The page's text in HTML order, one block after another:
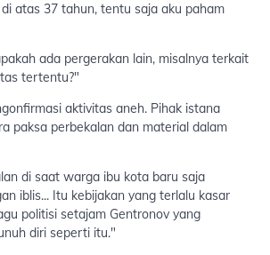
atas 37 tahun, tentu saja aku paham
ada pergerakan lain, misalnya terkait
tertentu?"
aktivitas aneh. Pihak istana
paksa perbekalan dan material dalam
di saat warga ibu kota baru saja
iblis... Itu kebijakan yang terlalu kasar
politisi setajam Gentronov yang
diri seperti itu."